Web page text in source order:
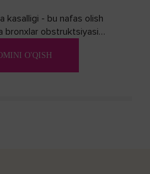
kasalligi - bu nafas olish
bronxlar obstruktsiyasi
O'QISH